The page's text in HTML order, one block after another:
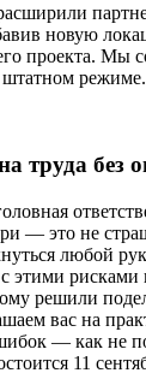
новую
проекта. Мы
штатном режиме.
труда без
— это не
любой
этими рисками
решили
вас на
— как не
11